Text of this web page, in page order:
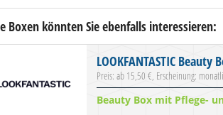
Boxen könnten Sie ebenfalls interessieren:
LOOKFANTASTIC Beauty
Preis: ab 15,50 €, Erscheinung:
Beauty Box mit Pflege-